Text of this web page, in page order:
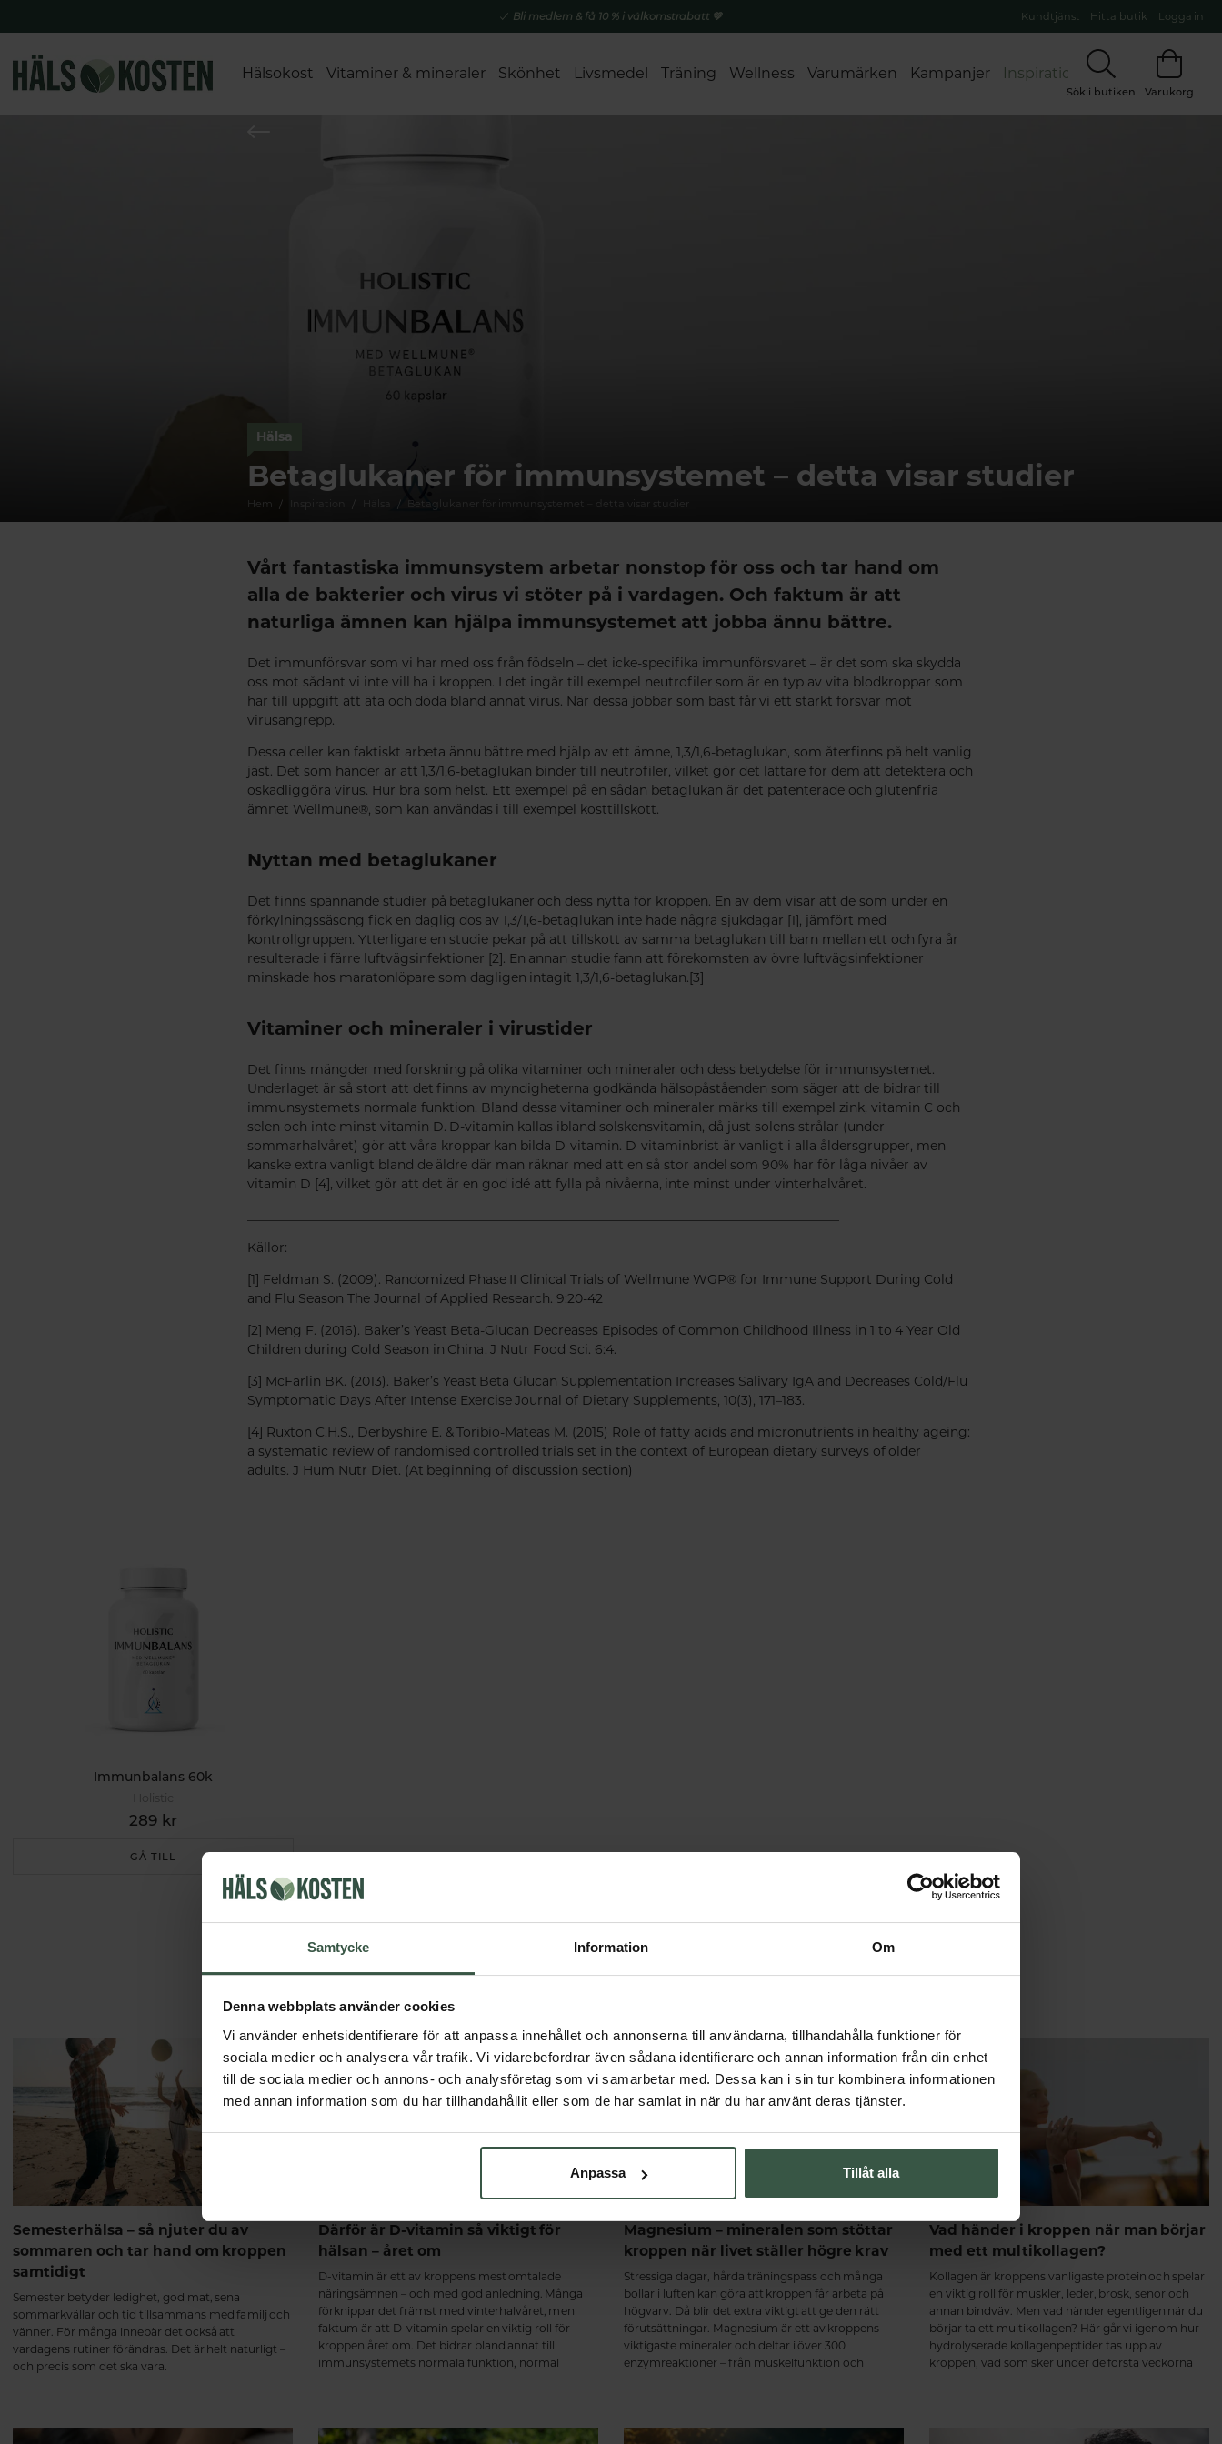
Samtycke Information Om
Denna webbplats använder cookies
Vi använder enhetsidentifierare för att anpassa innehållet och annonserna till användarna, tillhandahålla funktioner för
sociala medier och analysera vår trafik. Vi vidarebefordrar även sådana identifierare och annan information från din enhet
till de sociala medier och annons- och analysföretag som vi samarbetar med. Dessa kan i sin tur kombinera informationen
med annan information som du har tillhandahållit eller som de har samlat in när du har använt deras tjänster.
Anpassa Tillåt alla
Bli medlem & få 10 % i välkomstrabatt 💚 Kundtjänst Hitta butik Logga in
Hälsokost Vitaminer & mineraler Skönhet Livsmedel Träning Wellness Varumärken Kampanjer Inspiration
Sök i butiken Varukorg
Hälsa
Betaglukaner för immunsystemet – detta visar studier
Hem Betaglukaner för immunsystemet – detta visar studier
Vårt fantastiska immunsystem arbetar nonstop för oss och tar hand om
alla de bakterier och virus vi stöter på i vardagen. Och faktum är att
naturliga ämnen kan hjälpa immunsystemet att jobba ännu bättre.
Det immunförsvar som vi har med oss från födseln – det icke-specifika immunförsvaret – är det som ska skydda
oss mot sådant vi inte vill ha i kroppen. I det ingår till exempel neutrofiler som är en typ av vita blodkroppar som
har till uppgift att äta och döda bland annat virus. När dessa jobbar som bäst får vi ett starkt försvar mot
virusangrepp.
Dessa celler kan faktiskt arbeta ännu bättre med hjälp av ett ämne, 1,3/1,6-betaglukan, som återfinns på helt vanlig
jäst. Det som händer är att 1,3/1,6-betaglukan binder till neutrofiler, vilket gör det lättare för dem att detektera och
oskadliggöra virus. Hur bra som helst. Ett exempel på en sådan betaglukan är det patenterade och glutenfria
ämnet Wellmune®, som kan användas i till exempel kosttillskott.
Nyttan med betaglukaner
Det finns spännande studier på betaglukaner och dess nytta för kroppen. En av dem visar att de som under en
förkylningssäsong fick en daglig dos av 1,3/1,6-betaglukan inte hade några sjukdagar [1], jämfört med
kontrollgruppen. Ytterligare en studie pekar på att tillskott av samma betaglukan till barn mellan ett och fyra år
resulterade i färre luftvägsinfektioner [2]. En annan studie fann att förekomsten av övre luftvägsinfektioner
minskade hos maratonlöpare som dagligen intagit 1,3/1,6-betaglukan.[3]
Vitaminer och mineraler i virustider
Det finns mängder med forskning på olika vitaminer och mineraler och dess betydelse för immunsystemet.
Underlaget är så stort att det finns av myndigheterna godkända hälsopåståenden som säger att de bidrar till
immunsystemets normala funktion. Bland dessa vitaminer och mineraler märks till exempel zink, vitamin C och
selen och inte minst vitamin D. D-vitamin kallas ibland solskensvitamin, då just solens strålar (under
sommarhalvåret) gör att våra kroppar kan bilda D-vitamin. D-vitaminbrist är vanligt i alla åldersgrupper, men
kanske extra vanligt bland de äldre där man räknar med att en så stor andel som 90% har för låga nivåer av
vitamin D [4], vilket gör att det är en god idé att fylla på nivåerna, inte minst under vinterhalvåret.
Källor:
[1] Feldman S. (2009). Randomized Phase II Clinical Trials of Wellmune WGP® for Immune Support During Cold
and Flu Season The Journal of Applied Research. 9:20-42
[2] Meng F. (2016). Baker’s Yeast Beta-Glucan Decreases Episodes of Common Childhood Illness in 1 to 4 Year Old
Children during Cold Season in China. J Nutr Food Sci. 6:4.
[3] McFarlin BK. (2013). Baker’s Yeast Beta Glucan Supplementation Increases Salivary IgA and Decreases Cold/Flu
Symptomatic Days After Intense Exercise Journal of Dietary Supplements, 10(3), 171–183.
[4] Ruxton C.H.S., Derbyshire E. & Toribio-Mateas M. (2015) Role of fatty acids and micronutrients in healthy ageing:
a systematic review of randomised controlled trials set in the context of European dietary surveys of older
adults. J Hum Nutr Diet. (At beginning of discussion section)
Immunbalans 60k
289 kr
GÅ TILL
Semesterhälsa – så njuter du av
sommaren och tar hand om kroppen
samtidigt
Semester betyder ledighet, god mat, sena
sommarkvällar och tid tillsammans med familj och
vänner. För många innebär det också att
vardagens rutiner förändras. Det är helt naturligt –
och precis som det ska vara.
Därför är D-vitamin så viktigt för
hälsan – året om
D-vitamin är ett av kroppens mest omtalade
näringsämnen – och med god anledning. Många
förknippar det främst med vinterhalvåret, men
faktum är att D-vitamin spelar en viktig roll för
kroppen året om. Det bidrar bland annat till
immunsystemets normala funktion, normal
Magnesium – mineralen som stöttar
kroppen när livet ställer högre krav
Stressiga dagar, hårda träningspass och många
bollar i luften kan göra att kroppen får arbeta på
högvarv. Då blir det extra viktigt att ge den rätt
förutsättningar. Magnesium är ett av kroppens
viktigaste mineraler och deltar i över 300
enzymreaktioner – från muskelfunktion och
Vad händer i kroppen när man börjar
med ett multikollagen?
Kollagen är kroppens vanligaste protein och spelar
en viktig roll för muskler, leder, brosk, senor och
annan bindväv. Men vad händer egentligen när du
börjar ta ett multikollagen? Här går vi igenom hur
hydrolyserade kollagenpeptider tas upp av
kroppen, vad som sker under de första veckorna
för muskler och leder Intresset för kollagentillskott